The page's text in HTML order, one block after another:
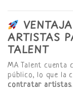
ARTISTAS
TALENT
MA Talent cuenta
público, lo que la
contratar artistas